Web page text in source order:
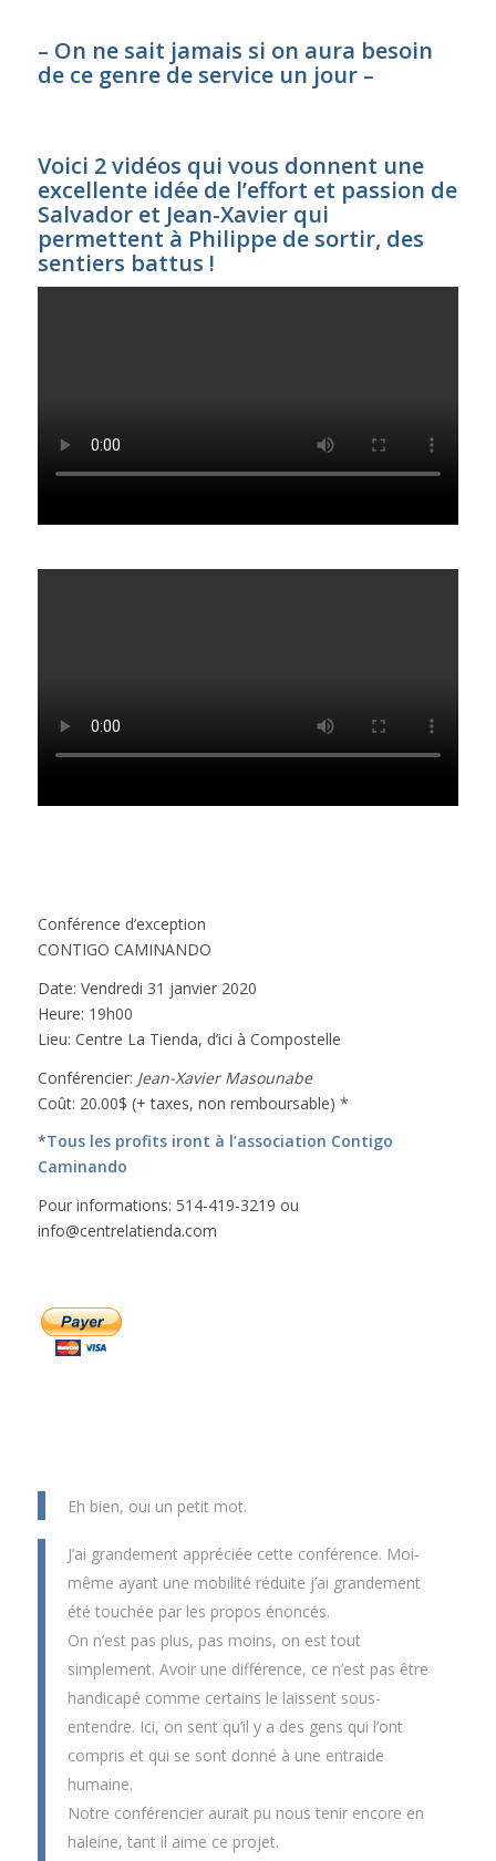
– On ne sait jamais si on aura besoin
de ce genre de service un jour –
Voici 2 vidéos qui vous donnent une
excellente idée de l’effort et passion de
Salvador et Jean-Xavier qui
permettent à Philippe de sortir, des
sentiers battus !
Conférence d’exception
CONTIGO CAMINANDO
Date: Vendredi 31 janvier 2020
Heure: 19h00
Lieu: Centre La Tienda, d’ici à Compostelle
Conférencier: Jean-Xavier Masounabe
Coût: 20.00$ (+ taxes, non remboursable) *
*Tous les profits iront à l’association Contigo
Caminando
Pour informations: 514-419-3219 ou
info@centrelatienda.com
Eh bien, oui un petit mot.
J’ai grandement appréciée cette conférence. Moi-
même ayant une mobilité réduite j’ai grandement
été touchée par les propos énoncés.
On n’est pas plus, pas moins, on est tout
simplement. Avoir une différence, ce n’est pas être
handicapé comme certains le laissent sous-
entendre. Ici, on sent qu’il y a des gens qui l’ont
compris et qui se sont donné à une entraide
humaine.
Notre conférencier aurait pu nous tenir encore en
haleine, tant il aime ce projet.